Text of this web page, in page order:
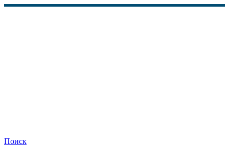
Поиск